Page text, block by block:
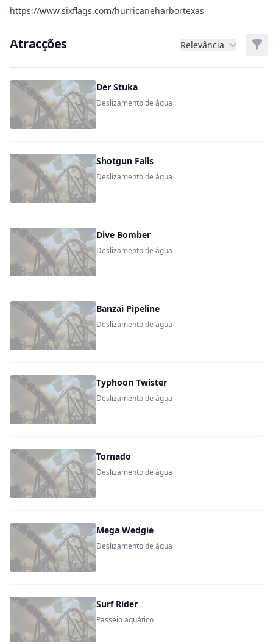
https://www.sixflags.com/hurricaneharbortexas
Atracções Relevância
Der Stuka
Deslizamento de água
Shotgun Falls
Deslizamento de água
Dive Bomber
Deslizamento de água
Banzai Pipeline
Deslizamento de água
Typhoon Twister
Deslizamento de água
Tornado
Deslizamento de água
Mega Wedgie
Deslizamento de água
Surf Rider
Passeio aquático